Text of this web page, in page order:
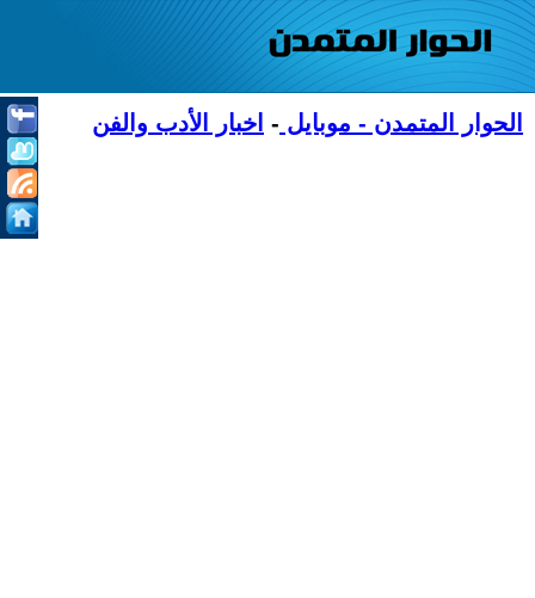
الحوار المتمدن - موبايل - اخبار الأدب والفن